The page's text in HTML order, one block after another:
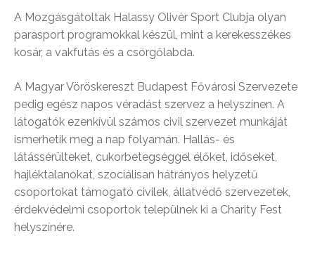
A Mozgásgátoltak Halassy Olivér Sport Clubja olyan
parasport programokkal készül, mint a kerekesszékes
kosár, a vakfutás és a csörgőlabda.
A Magyar Vöröskereszt Budapest Fővárosi Szervezete
pedig egész napos véradást szervez a helyszínen. A
látogatók ezenkívül számos civil szervezet munkáját
ismerhetik meg a nap folyamán. Hallás- és
látássérülteket, cukorbetegséggel élőket, időseket,
hajléktalanokat, szociálisan hátrányos helyzetű
csoportokat támogató civilek, állatvédő szervezetek,
érdekvédelmi csoportok települnek ki a Charity Fest
helyszínére.